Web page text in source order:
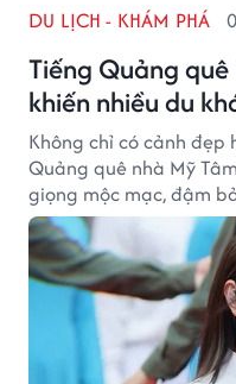
Tiếng Quảng
khiến nhiều du
DU LỊCH - KHÁM PHÁ
Không chỉ có cảnh
Quảng quê nhà Mỹ
giọng mộc mạc, đậm